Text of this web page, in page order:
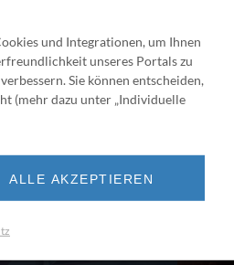
und Integrationen, um Ihnen
unseres Portals zu
Sie können entscheiden,
(mehr dazu unter „Individuelle
ALLE AKZEPTIEREN